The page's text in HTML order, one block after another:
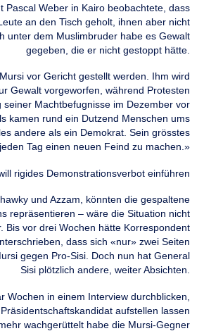
Pascal Weber in Kairo beobachtete, dass
an den Tisch geholt, ihnen aber nicht
unter dem Muslimbruder habe es Gewalt
gegeben, die er nicht gestoppt hätte.
vor Gericht gestellt werden. Ihm wird
Gewalt vorgeworfen, während Protesten
seiner Machtbefugnisse im Dezember vor
kamen rund ein Dutzend Menschen ums
andere als ein Demokrat. Sein grösstes
Tag einen neuen Feind zu machen.»
rigides Demonstrationsverbot einführen
und Azzam, könnten die gespaltene
repräsentieren – wäre die Situation nicht
Bis vor drei Wochen hätte Korrespondent
dass sich «nur» zwei Seiten
gegen Pro-Sisi. Doch nun hat General
Sisi plötzlich andere, weiter Absichten.
Wochen in einem Interview durchblicken,
aufstellen lassen
wachgerüttelt habe die Mursi-Gegner